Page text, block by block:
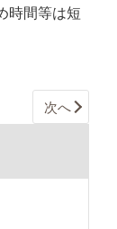
時間等は短
次へ